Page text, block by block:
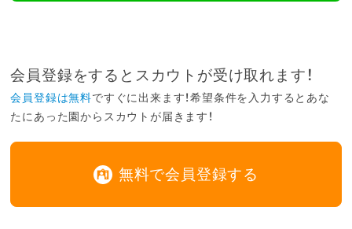
会員登録をするとスカウトが受け取れます！
会員登録は無料ですぐに出来ます！希望条件を入力するとあな
たにあった園からスカウトが届きます！
無料で会員登録する